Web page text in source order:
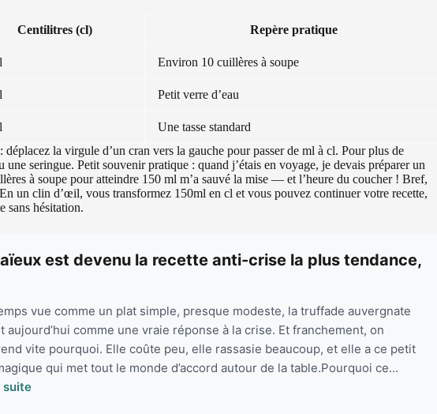
Centilitres (cl) Repère pratique
Environ 10 cuillères à soupe
Petit verre d’eau
Une tasse standard
la virgule d’un cran vers la gauche pour passer de ml à cl. Pour plus de
seringue. Petit souvenir pratique : quand j’étais en voyage, je devais préparer un
à soupe pour atteindre 150 ml m’a sauvé la mise — et l’heure du coucher ! Bref,
un clin d’œil, vous transformez 150ml en cl et vous pouvez continuer votre recette,
sans hésitation.
est devenu la recette anti-crise la plus tendance,
vue comme un plat simple, presque modeste, la truffade auvergnate
aujourd’hui comme une vraie réponse à la crise. Et franchement, on
vite pourquoi. Elle coûte peu, elle rassasie beaucoup, et elle a ce petit
qui met tout le monde d’accord autour de la table.Pourquoi ce...
suite